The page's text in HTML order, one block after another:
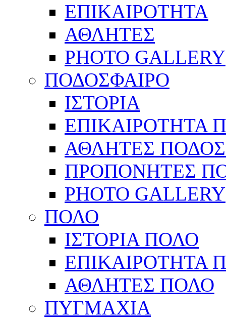
ΕΠΙΚΑΙΡΟΤΗΤΑ
ΑΘΛΗΤΕΣ
PHOTO GALLERY
ΠΟΔΟΣΦΑΙΡΟ
ΙΣΤΟΡΙΑ
ΕΠΙΚΑΙΡΟΤΗΤΑ
ΑΘΛΗΤΕΣ
ΠΡΟΠΟΝΗΤΕΣ
PHOTO GALLERY
ΠΟΛΟ
ΙΣΤΟΡΙΑ ΠΟΛΟ
ΕΠΙΚΑΙΡΟΤΗΤΑ
ΑΘΛΗΤΕΣ ΠΟΛΟ
ΠΥΓΜΑΧΙΑ